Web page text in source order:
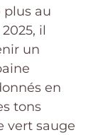
plus au
il
un
en
tons
vert sauge